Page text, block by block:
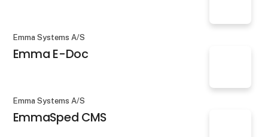
Emma Systems A/S
Emma E-Doc
Emma Systems A/S
EmmaSped CMS